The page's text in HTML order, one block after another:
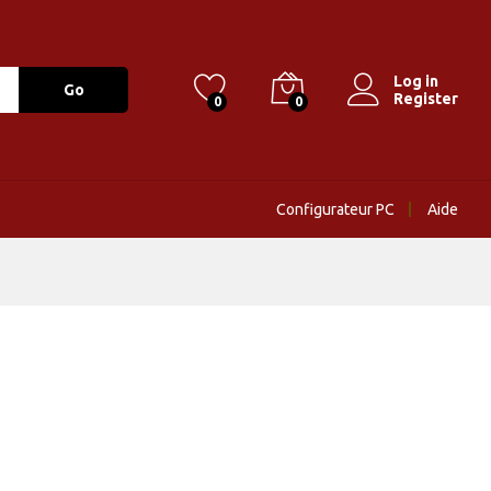
Go
0 0
Log in
Register
Configurateur PC Aide